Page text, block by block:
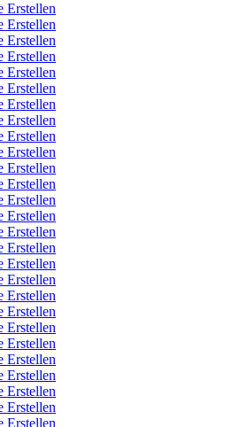
Erstellen
Erstellen
Erstellen
Erstellen
Erstellen
Erstellen
Erstellen
Erstellen
Erstellen
Erstellen
Erstellen
Erstellen
Erstellen
Erstellen
Erstellen
Erstellen
Erstellen
Erstellen
Erstellen
Erstellen
Erstellen
Erstellen
Erstellen
Erstellen
Erstellen
Erstellen
Erstellen